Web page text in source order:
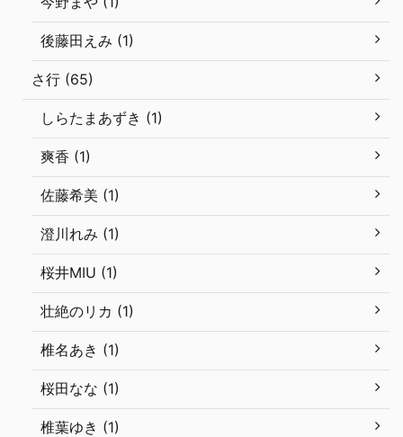
後藤田えみ (1)
さ行 (65)
しらたまあずき (1)
爽香 (1)
佐藤希美 (1)
澄川れみ (1)
桜井MIU (1)
壮絶のリカ (1)
椎名あき (1)
桜田なな (1)
椎葉ゆき (1)